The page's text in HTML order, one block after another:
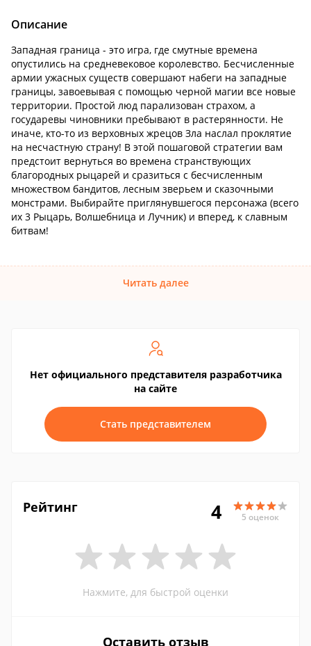
Описание
Западная граница - это игра, где смутные времена
опустились на средневековое королевство. Бесчисленные
армии ужасных существ совершают набеги на западные
границы, завоевывая с помощью черной магии все новые
территории. Простой люд парализован страхом, а
государевы чиновники пребывают в растерянности. Не
иначе, кто-то из верховных жрецов Зла наслал проклятие
на несчастную страну! В этой пошаговой стратегии вам
предстоит вернуться во времена странствующих
благородных рыцарей и сразиться с бесчисленным
множеством бандитов, лесным зверьем и сказочными
монстрами. Выбирайте приглянувшегося персонажа (всего
их 3 Рыцарь, Волшебница и Лучник) и вперед, к славным
битвам!
Читать далее
Нет официального представителя разработчика
на сайте
Стать представителем
Рейтинг 4 5 оценок
Нажмите, для быстрой оценки
Оставить отзыв